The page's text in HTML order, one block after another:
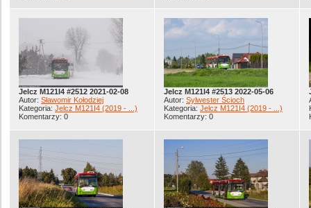
Jelcz M121I4 #2512 2021-02-08
Autor: Sławomir Kołodziej
Kategoria: Jelcz M121I4 (2019 - ...)
Komentarzy: 0
Jelcz M121I4 #2513 2022-05-06
Autor: Sylwester Ścioch
Kategoria: Jelcz M121I4 (2019 - ...)
Komentarzy: 0